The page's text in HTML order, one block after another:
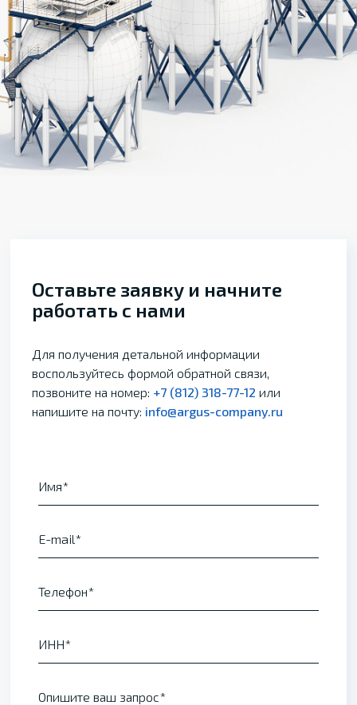
Оставьте заявку и начните
работать с нами
Для получения детальной информации
воспользуйтесь формой обратной связи,
позвоните на номер: +7 (812) 318-77-12 или
напишите на почту: info@argus-company.ru
Имя
E-mail
Телефон
ИНН
Опишите ваш запрос